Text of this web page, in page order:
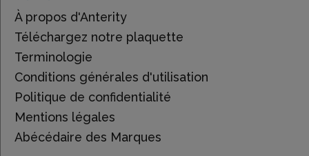
À propos d'Anterity
Téléchargez notre plaquette
Terminologie
Conditions générales d'utilisation
Politique de confidentialité
Mentions légales
Abécédaire des Marques